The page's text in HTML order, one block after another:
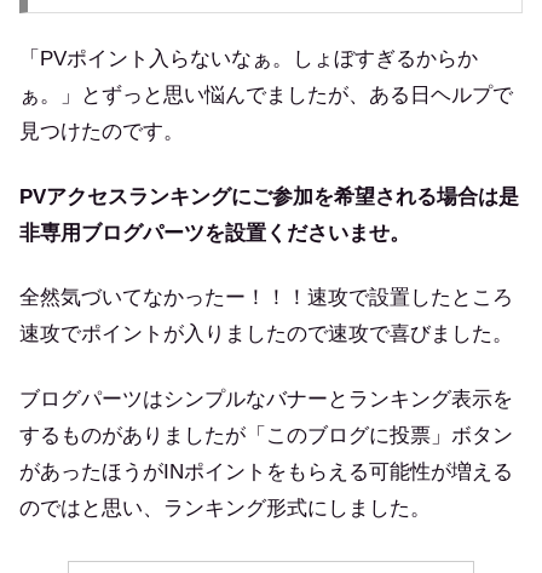
「PVポイント入らないなぁ。しょぼすぎるからか
ぁ。」とずっと思い悩んでましたが、ある日ヘルプで
見つけたのです。
PVアクセスランキングにご参加を希望される場合は是
非専用ブログパーツを設置くださいませ。
全然気づいてなかったー！！！速攻で設置したところ
速攻でポイントが入りましたので速攻で喜びました。
ブログパーツはシンプルなバナーとランキング表示を
するものがありましたが「このブログに投票」ボタン
があったほうがINポイントをもらえる可能性が増える
のではと思い、ランキング形式にしました。